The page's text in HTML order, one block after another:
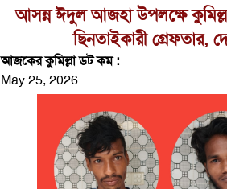
আসন্ন ঈদুল আজহা উপলক্ষে
ছিনতাইকারী গ্রেফতার,
আজকের কুমিল্লা ডট কম :
May 25, 2026